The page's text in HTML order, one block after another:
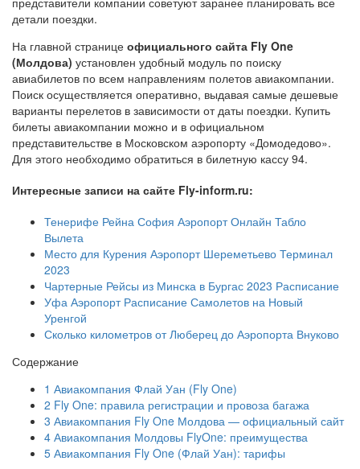
детали поездки.
На главной странице официального сайта Fly One
(Молдова) установлен удобный модуль по поиску
авиабилетов по всем направлениям полетов авиакомпании.
Поиск осуществляется оперативно, выдавая самые дешевые
варианты перелетов в зависимости от даты поездки. Купить
билеты авиакомпании можно и в официальном
представительстве в Московском аэропорту «Домодедово».
Для этого необходимо обратиться в билетную кассу 94.
Интересные записи на сайте Fly-inform.ru:
Тенерифе Рейна София Аэропорт Онлайн Табло
Вылета
Место для Курения Аэропорт Шереметьево Терминал
2023
Чартерные Рейсы из Минска в Бургас 2023 Расписание
Уфа Аэропорт Расписание Самолетов на Новый
Уренгой
Сколько километров от Люберец до Аэропорта Внуково
Содержание
1 Авиакомпания Флай Уан (Fly One)
2 Fly One: правила регистрации и провоза багажа
3 Авиакомпания Fly One Молдова — официальный сайт
4 Авиакомпания Молдовы FlyOne: преимущества
5 Авиакомпания Fly One (Флай Уан): тарифы